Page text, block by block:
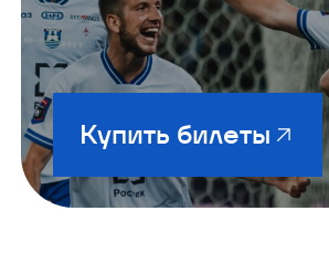
Купить билеты